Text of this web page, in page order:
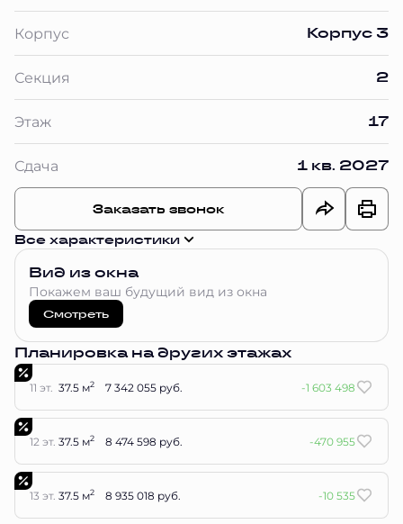
Корпус Корпус 3
Секция 2
Этаж 17
Сдача 1 кв. 2027
Заказать звонок
Все характеристики
Вид из окна
Покажем ваш будущий вид из окна
Смотреть
Планировка на других этажах
11 эт. 37.5 м2 7 342 055 руб. -1 603 498
12 эт. 37.5 м2 8 474 598 руб. -470 955
13 эт. 37.5 м2 8 935 018 руб. -10 535